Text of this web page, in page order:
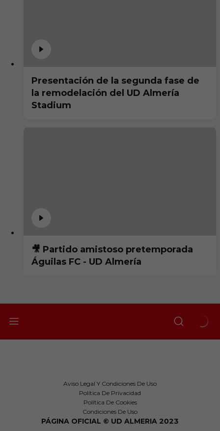
Presentación de la segunda fase de
la remodelación del UD Almería
Stadium
🎥 Partido amistoso pretemporada
Águilas FC - UD Almería
Aviso Legal Y Condiciones De Uso
Política De Privacidad
Política De Cookies
Condiciones De Uso
PÁGINA OFICIAL © UD ALMERIA 2023